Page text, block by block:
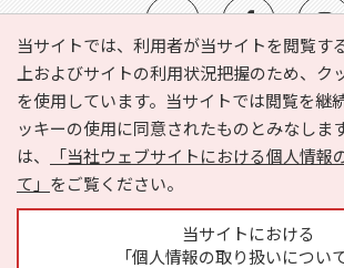
当サイトでは、利用者が当サイトを閲覧す
上およびサイトの利用状況把握のため、ク
を使用しています。当サイトでは閲覧を継
ッキーの使用に同意されたものとみなしま
は、
「当社ウェブサイトにおける個人情報
て」 をご覧ください。
当サイトにおける
「個人情報の取り扱いについ
e-NAVITA（イーナビタ）とは？ お気に入り
利用規約
個人情報の取り扱いについて
サイトマップ
広告掲載に関するお問